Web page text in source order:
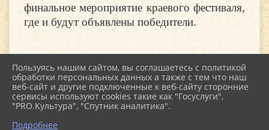
финальное мероприятие краевого фестиваля,
где и будут объявлены победители.
2026 г. kultstar.ru
Вход
Карта сайта
Политика обработки персональных данных
Пользуясь нашим сайтом, вы соглашаетесь с политикой
обработки персональных данных а также с тем что наш
веб-сайт и другие подключенные к веб-сайту сторонние
сервисы используют cookies такие как "Госуслуги",
"PRO.Культура", "Спутник аналитика".
Подробнее